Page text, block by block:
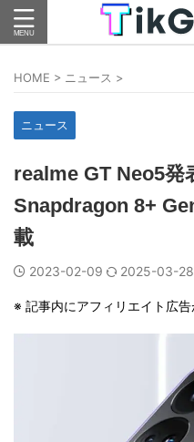
HOME > ニュース >
ニュース
realme GT Neo5発
Snapdragon 8+
載
2023-02-09 2025-03-28
※ 記事内にアフィリエイト広